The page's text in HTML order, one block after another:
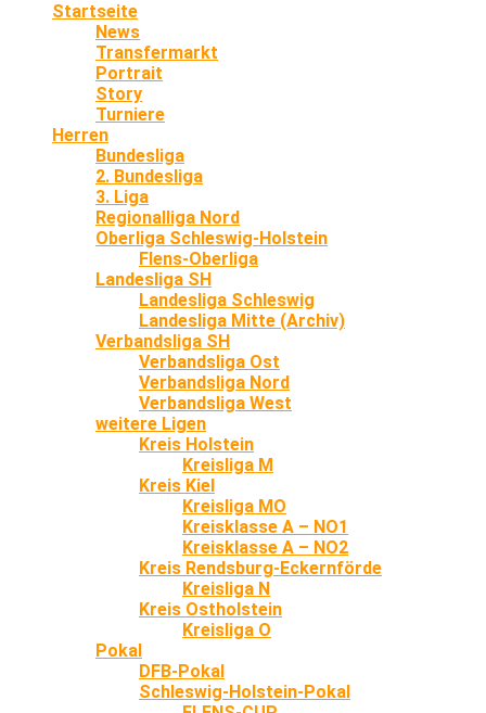
Startseite
News
Transfermarkt
Portrait
Story
Turniere
Herren
Bundesliga
2. Bundesliga
3. Liga
Regionalliga Nord
Oberliga Schleswig-Holstein
Flens-Oberliga
Landesliga SH
Landesliga Schleswig
Landesliga Mitte (Archiv)
Verbandsliga SH
Verbandsliga Ost
Verbandsliga Nord
Verbandsliga West
weitere Ligen
Kreis Holstein
Kreisliga M
Kreis Kiel
Kreisliga MO
Kreisklasse A – NO1
Kreisklasse A – NO2
Kreis Rendsburg-Eckernförde
Kreisliga N
Kreis Ostholstein
Kreisliga O
Pokal
DFB-Pokal
Schleswig-Holstein-Pokal